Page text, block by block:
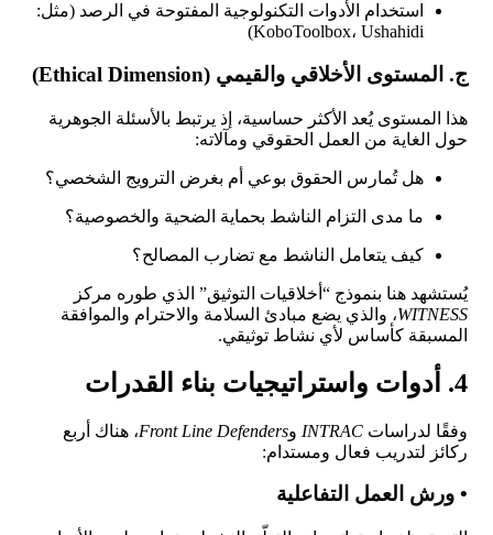
استخدام الأدوات التكنولوجية المفتوحة في الرصد (مثل:
KoboToolbox، Ushahidi)
ج. المستوى الأخلاقي والقيمي (Ethical Dimension)
هذا المستوى يُعد الأكثر حساسية، إذ يرتبط بالأسئلة الجوهرية
حول الغاية من العمل الحقوقي ومآلاته:
هل تُمارس الحقوق بوعي أم بغرض الترويج الشخصي؟
ما مدى التزام الناشط بحماية الضحية والخصوصية؟
كيف يتعامل الناشط مع تضارب المصالح؟
يُستشهد هنا بنموذج “أخلاقيات التوثيق” الذي طوره مركز
WITNESS، والذي يضع مبادئ السلامة والاحترام والموافقة
المسبقة كأساس لأي نشاط توثيقي.
4. أدوات واستراتيجيات بناء القدرات
وفقًا لدراسات INTRAC وFront Line Defenders، هناك أربع
ركائز لتدريب فعال ومستدام:
• ورش العمل التفاعلية